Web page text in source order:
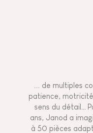
... de multiples
patience,
sens du détail…
ans, Janod a
à 50 pièces